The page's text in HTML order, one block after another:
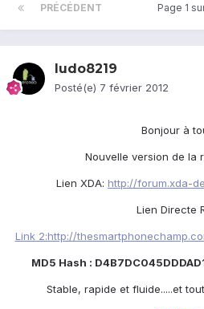
PRÉCÉDENT Page 1
ludo8219
Posté(e) 7 février 2012
Bonjour à
Nouvelle version de la
Lien XDA: http://forum.xda-
Lien Directe
Link 2:http://
MD5 Hash :
Stable, rapide et fluide.....et